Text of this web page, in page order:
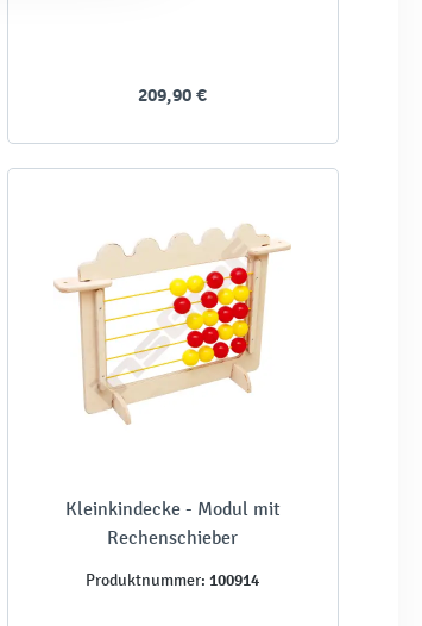
209,90 €
Kleinkindecke - Modul mit
Rechenschieber
Produktnummer: 100914